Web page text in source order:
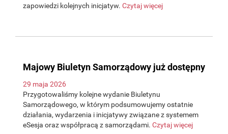
zapowiedzi kolejnych inicjatyw. Czytaj więcej
Majowy Biuletyn Samorządowy już dostępny
29 maja 2026
Przygotowaliśmy kolejne wydanie Biuletynu
Samorządowego, w którym podsumowujemy ostatnie
działania, wydarzenia i inicjatywy związane z systemem
eSesja oraz współpracą z samorządami. Czytaj więcej